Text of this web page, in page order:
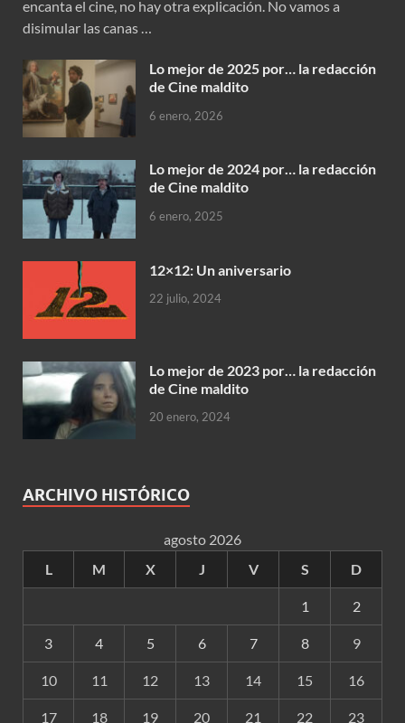
encanta el cine, no hay otra explicación. No vamos a
disimular las canas …
Lo mejor de 2025 por… la redacción
de Cine maldito
6 enero, 2026
Lo mejor de 2024 por… la redacción
de Cine maldito
6 enero, 2025
12×12: Un aniversario
22 julio, 2024
Lo mejor de 2023 por… la redacción
de Cine maldito
20 enero, 2024
ARCHIVO HISTÓRICO
agosto 2026
L
M X J V S D
1 2
3 4 5 6 7 8 9
10 11 12 13 14 15 16
17 18 19 20 21 22 23